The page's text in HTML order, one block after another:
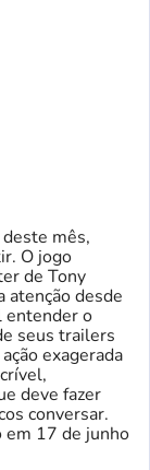
mês,
O jogo
de Tony
atenção desde
entender o
seus trailers
exagerada
deve fazer
conversar.
em 17 de junho